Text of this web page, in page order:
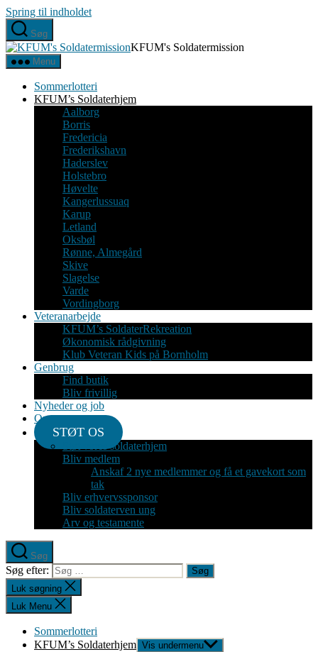
Spring til indholdet
Søg
KFUM's Soldatermission
Menu
Sommerlotteri
KFUM’s Soldaterhjem
Aalborg
Borris
Fredericia
Frederikshavn
Haderslev
Holstebro
Høvelte
Kangerlussuaq
Karup
Letland
Oksbøl
Rønne, Almegård
Skive
Slagelse
Varde
Vordingborg
Veteranarbejde
KFUM’s SoldaterRekreation
Økonomisk rådgivning
Klub Veteran Kids på Bornholm
Genbrug
Find butik
Bliv frivillig
Nyheder og job
Om
STØT OS
Støt vores soldaterhjem
Bliv medlem
Anskaf 2 nye medlemmer og få et gavekort som
tak
Bliv erhvervssponsor
Bliv soldaterven ung
Arv og testamente
Søg
Søg efter:
Luk søgning
Luk Menu
Sommerlotteri
KFUM’s Soldaterhjem Vis undermenu